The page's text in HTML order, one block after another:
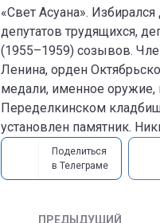
«Свет Асуана».
депутатов трудящихся,
(1955–1959) созывов.
Ленина, орден
медали, именное оружие,
Переделкинском
установлен памятник.
Поделиться
в Телеграме
ПРЕДЫДУЩИЙ